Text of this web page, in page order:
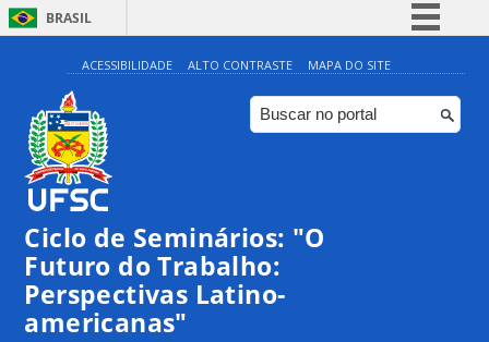
BRASIL
Simplifique!
Comunica BR
Participe
ACESSIBILIDADE ALTO CONTRASTE MAPA DO SITE
Ciclo de Seminários: "O
Futuro do Trabalho:
Perspectivas Latino-
americanas"